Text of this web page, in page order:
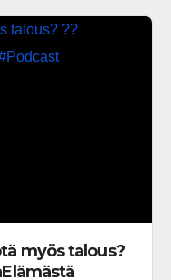
myös talous?